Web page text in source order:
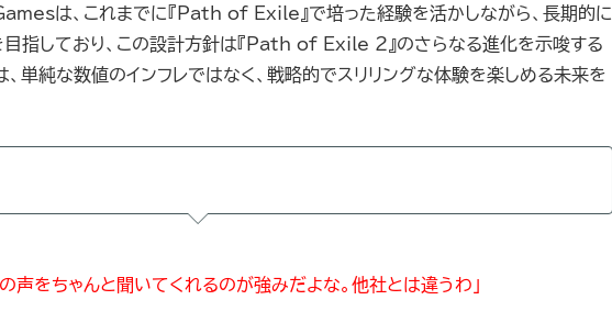
は、これまでに『Path of Exile』で培った経験を活かしながら、長期的に
指しており、この設計方針は『Path of Exile 2』のさらなる進化を示唆する
、単純な数値のインフレではなく、戦略的でスリリングな体験を楽しめる未来を
声をちゃんと聞いてくれるのが強みだよな。他社とは違うわ」